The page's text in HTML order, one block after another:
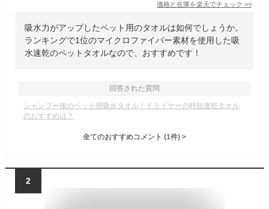
価格と在庫を楽天でチェック >>
吸水力がアップしたペット用のタオルは如何でしょうか。
ランキングで1位のマイクロファイバー素材を使用した吸
水速乾のペットタオルなので、おすすめです！
回答された質問
シャンプー後のペット用吸水タオル！ドライヤーの時短速乾タオル
のおすすめは？
全てのおすすめコメント (1件) >
2